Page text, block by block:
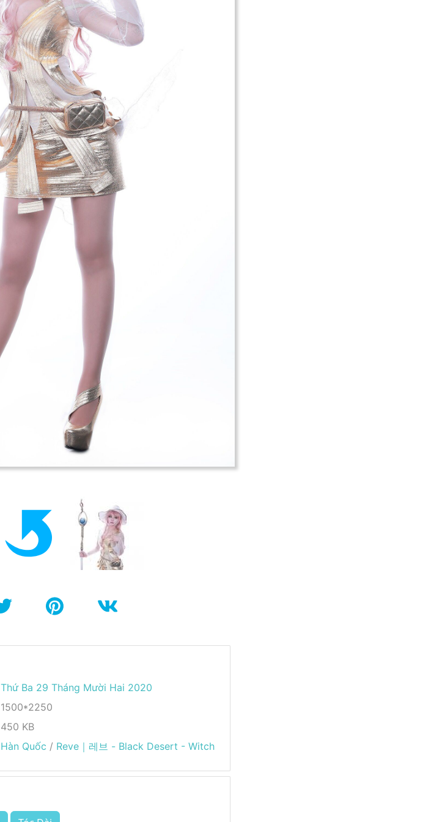
Thứ Ba 29 Tháng Mười Hai 2020
1500*2250
450 KB
Hàn Quốc / Reve｜레브 - Black Desert - Witch